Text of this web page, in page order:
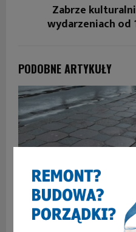
Zabrze
wydarzeniach od
PODOBNE ARTYKUŁY